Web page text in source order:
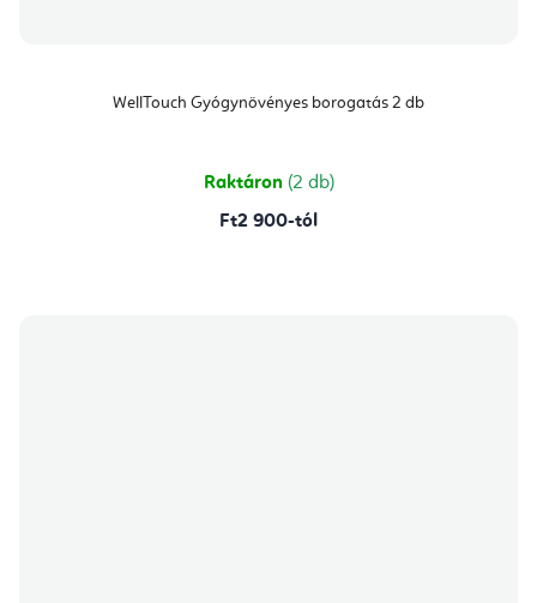
WellTouch Gyógynövényes borogatás 2 db
Raktáron (2 db)
Ft2 900-tól